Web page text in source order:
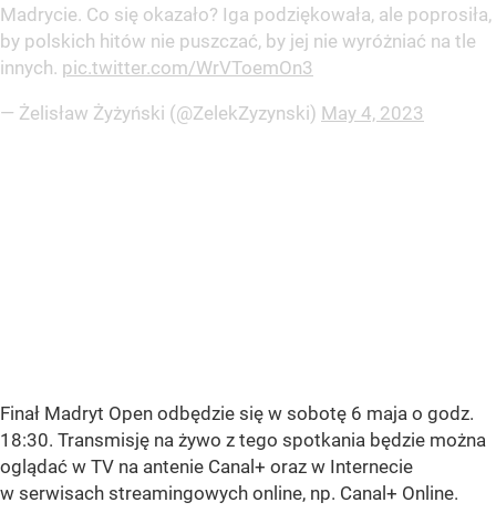
Madrycie. Co się okazało? Iga podziękowała, ale poprosiła,
by polskich hitów nie puszczać, by jej nie wyróżniać na tle
innych. pic.twitter.com/WrVToemOn3
— Żelisław Żyżyński (@ZelekZyzynski) May 4, 2023
Finał Madryt Open odbędzie się w sobotę 6 maja o godz.
18:30. Transmisję na żywo z tego spotkania będzie można
oglądać w TV na antenie Canal+ oraz w Internecie
w serwisach streamingowych online, np. Canal+ Online.